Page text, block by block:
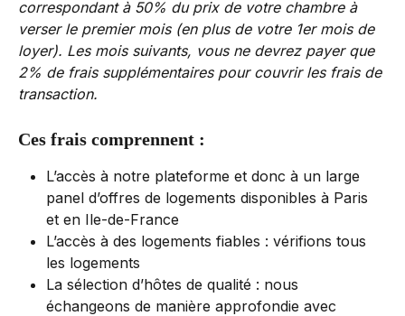
correspondant à 50% du prix de votre chambre à
verser le premier mois (en plus de votre 1er mois de
loyer). Les mois suivants, vous ne devrez payer que
2% de frais supplémentaires pour couvrir les frais de
transaction.
Ces frais comprennent :
L’accès à notre plateforme et donc à un large
panel d’offres de logements disponibles à Paris
et en Ile-de-France
L’accès à des logements fiables : vérifions tous
les logements
La sélection d’hôtes de qualité : nous
échangeons de manière approfondie avec